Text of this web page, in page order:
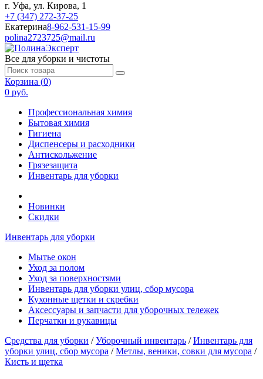
г. Уфа, ул. Кирова, 1
+7 (347) 272-37-25
Екатерина8-962-531-15-99
polina2723725@mail.ru
Все для уборки и чистоты
Корзина (0)
0 руб.
Профессиональная химия
Бытовая химия
Гигиена
Диспенсеры и расходники
Антискольжение
Грязезащита
Инвентарь для уборки
Новинки
Скидки
Инвентарь для уборки
Мытье окон
Уход за полом
Уход за поверхностями
Инвентарь для уборки улиц, сбор мусора
Кухонные щетки и скребки
Аксессуары и запчасти для уборочных тележек
Перчатки и рукавицы
Средства для уборки /Уборочный инвентарь /Инвентарь для
уборки улиц, сбор мусора /Метлы, веники, совки для мусора /
Кисть и щетка